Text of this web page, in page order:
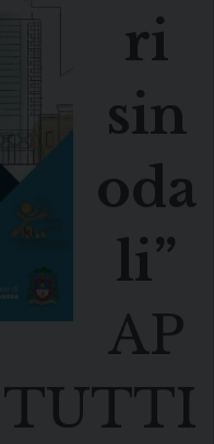
ri
sin
oda
li”
AP
TUTTI